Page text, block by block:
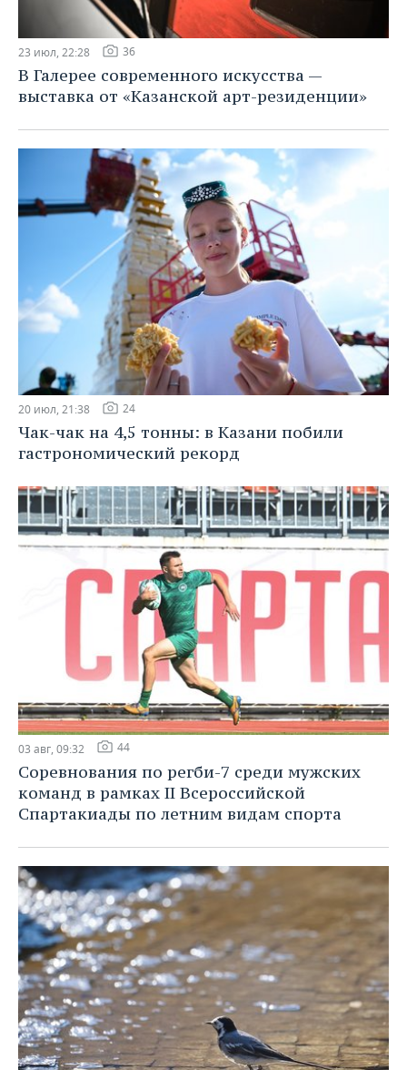
23 июл, 22:28 36
В Галерее современного искусства —
выставка от «Казанской арт-резиденции»
20 июл, 21:38 24
Чак-чак на 4,5 тонны: в Казани побили
гастрономический рекорд
03 авг, 09:32 44
Соревнования по регби-7 среди мужских
команд в рамках II Всероссийской
Спартакиады по летним видам спорта